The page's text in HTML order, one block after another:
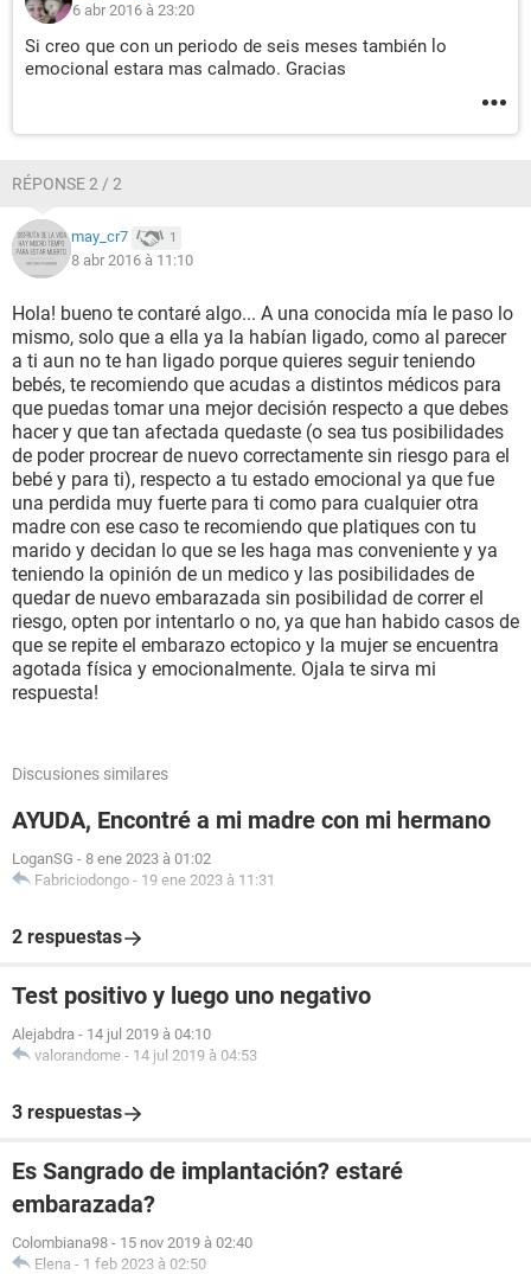
6 abr 2016 à 23:20
Si creo que con un periodo de seis meses también lo
emocional estara mas calmado. Gracias
RÉPONSE 2 / 2
may_cr7 1
8 abr 2016 à 11:10
Hola! bueno te contaré algo... A una conocida mía le paso lo
mismo, solo que a ella ya la habían ligado, como al parecer
a ti aun no te han ligado porque quieres seguir teniendo
bebés, te recomiendo que acudas a distintos médicos para
que puedas tomar una mejor decisión respecto a que debes
hacer y que tan afectada quedaste (o sea tus posibilidades
de poder procrear de nuevo correctamente sin riesgo para el
bebé y para ti), respecto a tu estado emocional ya que fue
una perdida muy fuerte para ti como para cualquier otra
madre con ese caso te recomiendo que platiques con tu
marido y decidan lo que se les haga mas conveniente y ya
teniendo la opinión de un medico y las posibilidades de
quedar de nuevo embarazada sin posibilidad de correr el
riesgo, opten por intentarlo o no, ya que han habido casos de
que se repite el embarazo ectopico y la mujer se encuentra
agotada física y emocionalmente. Ojala te sirva mi
respuesta!
Discusiones similares
AYUDA, Encontré a mi madre con mi hermano
LoganSG - 8 ene 2023 à 01:02
Fabriciodongo - 19 ene 2023 à 11:31
2 respuestas
Test positivo y luego uno negativo
Alejabdra - 14 jul 2019 à 04:10
valorandome - 14 jul 2019 à 04:53
3 respuestas
Es Sangrado de implantación? estaré
embarazada?
Colombiana98 - 15 nov 2019 à 02:40
Elena - 1 feb 2023 à 02:50